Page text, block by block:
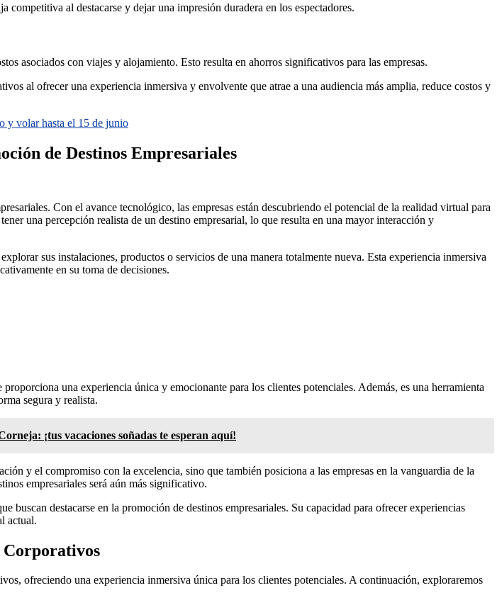
al destacarse y dejar una impresión duradera en los espectadores.
asociados con viajes y alojamiento. Esto resulta en ahorros significativos para las empresas.
al ofrecer una experiencia inmersiva y envolvente que atrae a una audiencia más amplia, reduce costos y
y volar hasta el 15 de junio
de Destinos Empresariales
Con el avance tecnológico, las empresas están descubriendo el potencial de la realidad virtual para
una percepción realista de un destino empresarial, lo que resulta en una mayor interacción y
sus instalaciones, productos o servicios de una manera totalmente nueva. Esta experiencia inmersiva
en su toma de decisiones.
una experiencia única y emocionante para los clientes potenciales. Además, es una herramienta
segura y realista.
¡tus vacaciones soñadas te esperan aquí!
y el compromiso con la excelencia, sino que también posiciona a las empresas en la vanguardia de la
empresariales será aún más significativo.
buscan destacarse en la promoción de destinos empresariales. Su capacidad para ofrecer experiencias
actual.
Corporativos
ofreciendo una experiencia inmersiva única para los clientes potenciales. A continuación, exploraremos